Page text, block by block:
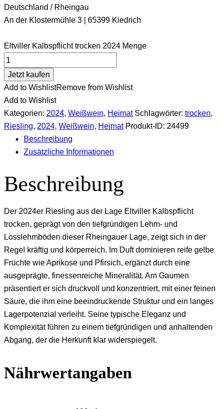
Deutschland / Rheingau
An der Klostermühle 3 | 65399 Kiedrich
Eltviller Kalbspflicht trocken 2024 Menge
Jetzt kaufen
Add to WishlistRemove from Wishlist
Add to Wishlist
Kategorien: 2024, Weißwein, Heimat Schlagwörter: trocken,
Riesling, 2024, Weißwein, Heimat Produkt-ID: 24499
Beschreibung
Zusätzliche Informationen
Beschreibung
Der 2024er Riesling aus der Lage Eltviller Kalbspflicht
trocken, geprägt von den tiefgründigen Lehm- und
Lösslehmböden dieser Rheingauer Lage, zeigt sich in der
Regel kräftig und körperreich. Im Duft dominieren reife gelbe
Früchte wie Aprikose und Pfirsich, ergänzt durch eine
ausgeprägte, finessenreiche Mineralität. Am Gaumen
präsentiert er sich druckvoll und konzentriert, mit einer feinen
Säure, die ihm eine beeindruckende Struktur und ein langes
Lagerpotenzial verleiht. Seine typische Eleganz und
Komplexität führen zu einem tiefgründigen und anhaltenden
Abgang, der die Herkunft klar widerspiegelt.
Nährwertangaben